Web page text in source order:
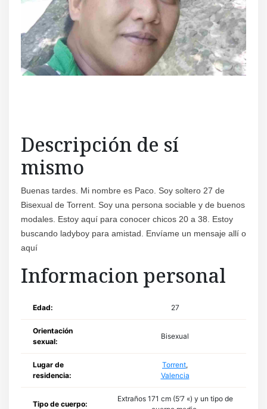
Descripción de sí
mismo
Buenas tardes. Mi nombre es Paco. Soy soltero 27 de
Bisexual de Torrent. Soy una persona sociable y de buenos
modales. Estoy aquí para conocer chicos 20 a 38. Estoy
buscando ladyboy para amistad. Envíame un mensaje allí o
aquí
Informacion personal
Edad: 27
Orientación
sexual:
Bisexual
Lugar de
residencia:
Torrent,
Valencia
Tipo de cuerpo:
Extraños 171 cm (5’7 «) y un tipo de